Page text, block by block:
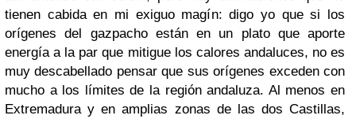
tienen cabida en mi exiguo magín: digo yo que si los
orígenes del gazpacho están en un plato que aporte
energía a la par que mitigue los calores andaluces, no es
muy descabellado pensar que sus orígenes exceden con
mucho a los límites de la región andaluza. Al menos en
Extremadura y en amplias zonas de las dos Castillas,